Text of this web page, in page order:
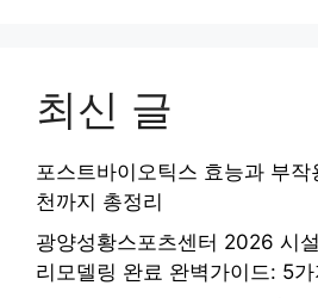
최신 글
포스트바이오틱스 효능과 부
천까지 총정리
광양성황스포츠센터 2026 시
리모델링 완료 완벽가이드: 5